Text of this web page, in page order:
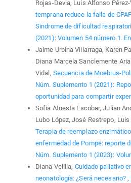
Rojas-Devia, Luis Alfonso Pérez-
temprana reduce la falla de
Sindrome de dificultad
(2021): Volumen 54 número 1.
Jaime Urbina Villarraga, Karen
Diana Marcela Sanclemente
Vidal, Secuencia de Moebius-
Núm. Suplemento 1 (2021):
oportunidad para compartir
Sofia Atuesta Escobar, Julían
Lubo López, José Restrepo,
Terapia de reemplazo
enfermedad de Pompe: reporte
Núm. Suplemento 1 (2023):
Diana Velilla, Cuidado paliativo
neonatología: ¿Será necesario? ,